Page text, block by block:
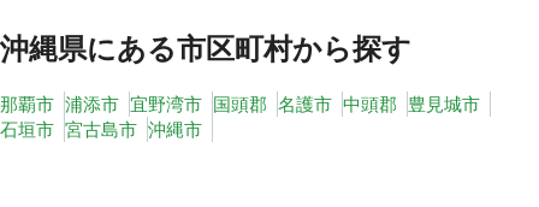
沖縄県にある市区町村から探す
那覇市 浦添市 宜野湾市 国頭郡 名護市 中頭郡 豊見城市
石垣市 宮古島市 沖縄市